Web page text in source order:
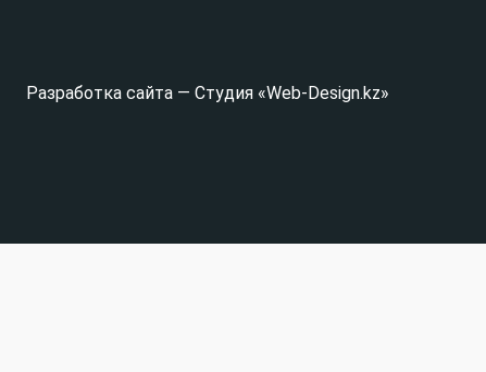
Разработка сайта — Студия «Web-Design.kz»